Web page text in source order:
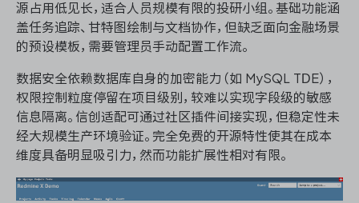
源占用低见长，适合人员规模有限的投研小组。基础功能涵
盖任务追踪、甘特图绘制与文档协作，但缺乏面向金融场景
的预设模板，需要管理员手动配置工作流。
数据安全依赖数据库自身的加密能力（如 MySQL TDE），
权限控制粒度停留在项目级别，较难以实现字段级的敏感
信息隔离。信创适配可通过社区插件间接实现，但稳定性未
经大规模生产环境验证。完全免费的开源特性使其在成本
维度具备明显吸引力，然而功能扩展性相对有限。